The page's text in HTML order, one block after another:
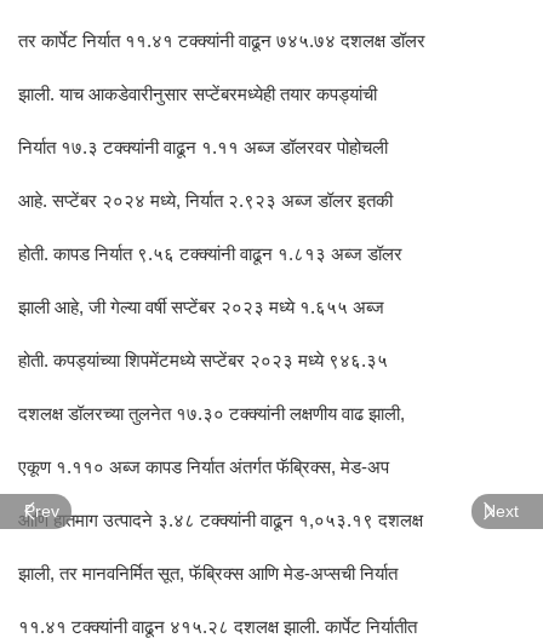
तर कार्पेट निर्यात ११.४१ टक्क्यांनी वाढून ७४५.७४ दशलक्ष डॉलर
झाली. याच आकडेवारीनुसार सप्टेंबरमध्येही तयार कपड्यांची
निर्यात १७.३ टक्क्यांनी वाढून १.११ अब्ज डॉलरवर पोहोचली
आहे. सप्टेंबर २०२४ मध्ये, निर्यात २.९२३ अब्ज डॉलर इतकी
होती. कापड निर्यात ९.५६ टक्क्यांनी वाढून १.८१३ अब्ज डॉलर
झाली आहे, जी गेल्या वर्षी सप्टेंबर २०२३ मध्ये १.६५५ अब्ज
होती. कपड्यांच्या शिपमेंटमध्ये सप्टेंबर २०२३ मध्ये ९४६.३५
दशलक्ष डॉलरच्या तुलनेत १७.३० टक्क्यांनी लक्षणीय वाढ झाली,
एकूण १.११० अब्ज कापड निर्यात अंतर्गत फॅब्रिक्स, मेड-अप
आणि हातमाग उत्पादने ३.४८ टक्क्यांनी वाढून १,०५३.१९ दशलक्ष
झाली, तर मानवनिर्मित सूत, फॅब्रिक्स आणि मेड-अप्सची निर्यात
११.४१ टक्क्यांनी वाढून ४१५.२८ दशलक्ष झाली. कार्पेट निर्यातीत
Prev Next